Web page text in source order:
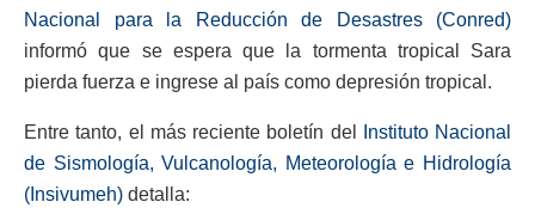
Nacional para la Reducción de Desastres (Conred)
informó que se espera que la tormenta tropical Sara
pierda fuerza e ingrese al país como depresión tropical.
Entre tanto, el más reciente boletín del
Instituto Nacional
de Sismología, Vulcanología, Meteorología e Hidrología
(Insivumeh) detalla: